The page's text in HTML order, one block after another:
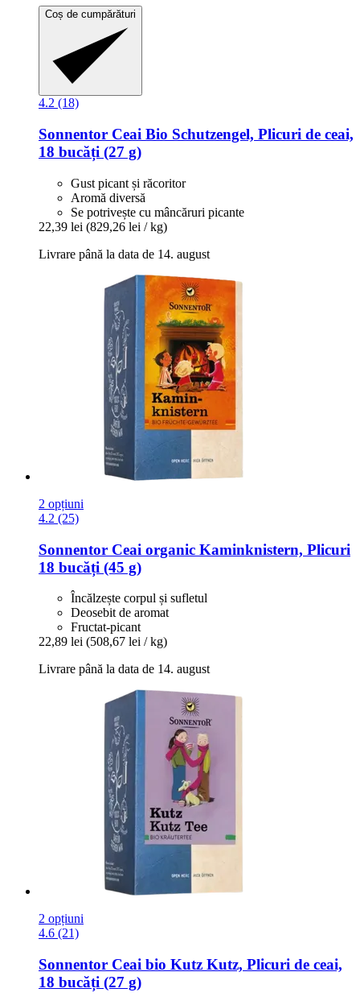
Coș de cumpărături
4.2 (18)
Sonnentor Ceai Bio Schutzengel, Plicuri de ceai,
18 bucăți (27 g)
Gust picant și răcoritor
Aromă diversă
Se potrivește cu mâncăruri picante
22,39 lei (829,26 lei / kg)
Livrare până la data de 14. august
2 opțiuni
4.2 (25)
Sonnentor Ceai organic Kaminknistern, Plicuri
18 bucăți (45 g)
Încălzește corpul și sufletul
Deosebit de aromat
Fructat-picant
22,89 lei (508,67 lei / kg)
Livrare până la data de 14. august
2 opțiuni
4.6 (21)
Sonnentor Ceai bio Kutz Kutz, Plicuri de ceai,
18 bucăți (27 g)